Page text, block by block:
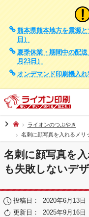
熊本県熊本地方を震源
日）
夏季休業・期間中の配
月23日）
オンデマンド印刷機入
chevron_right
ライオンのつぶやき
名刺に顔写真を入れるメリ
名刺に顔写真を
も失敗しないデ
投稿日：
2020年6月13日
更新日：
2025年9月16日